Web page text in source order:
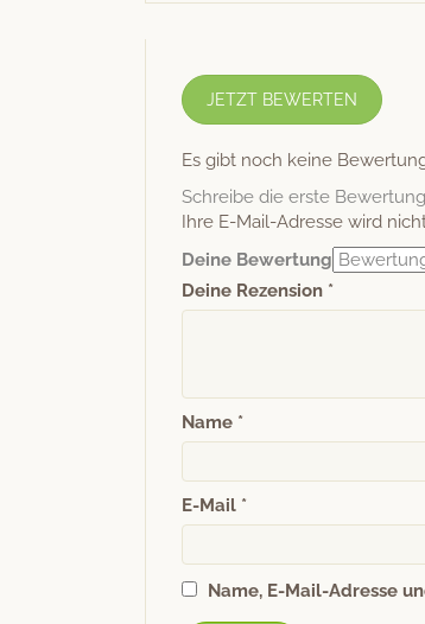
JETZT BEWERTEN
Es gibt noch keine
Schreibe die erste
Ihre E-Mail-Adresse wird
Deine Bewertung
Deine Rezension *
Name *
E-Mail *
Name, E-Mail-Adresse